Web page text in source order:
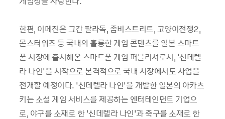
한편, 이메진은 그간 팔라독, 좀비스트리트, 고양이전쟁2,
몬스터워즈 등 국내의 훌륭한 게임 콘텐츠를 일본 스마트
폰 시장에 출시해온 스마트폰 게임 퍼블리셔로서, '신데렐
라 나인'을 시작으로 본격적으로 국내 시장에서도 사업을
전개할 예정이다. ‘신데렐라 나인’을 개발한 일본의 아카츠
키는 소셜 게임 서비스를 제공하는 엔터테인먼트 기업으
로, 야구를 소재로 한 ‘신데렐라 나인’과 축구를 소재로 한